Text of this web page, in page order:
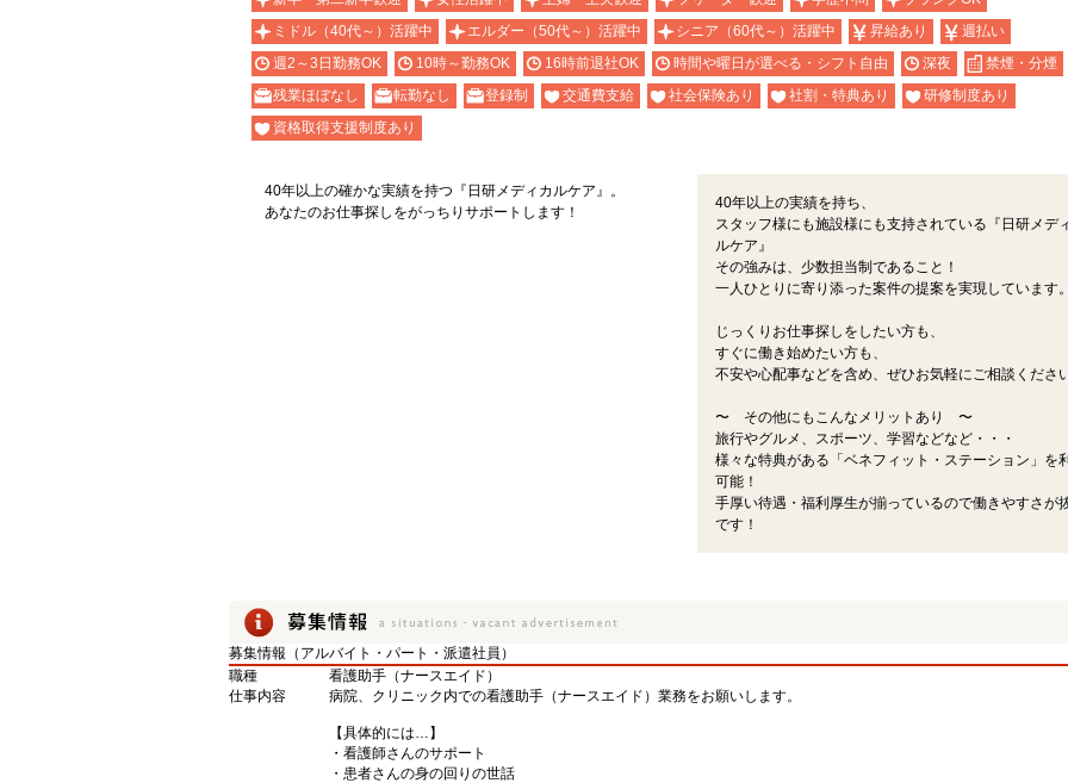
ミドル（40代～）活躍中
エルダー（50代～）活躍中 シニア（60代～）活躍中 昇給あり
週払い
週2～3日勤務OK
10時～勤務OK 16時前退社OK 時間や曜日が選べる・シフト自由 深夜
禁煙・分煙
残業ほぼなし
転勤なし 登録制 交通費支給 社会保険あり 社割・特典あり
研修制度あり
資格取得支援制度あり
40年以上の確かな実績を持つ『日研メディカルケア』。
あなたのお仕事探しをがっちりサポートします！
40年以上の実績を持ち、
スタッフ様にも施設様にも支持されている『日研メデ
ルケア』
その強みは、少数担当制であること！
一人ひとりに寄り添った案件の提案を実現しています。
じっくりお仕事探しをしたい方も、
すぐに働き始めたい方も、
不安や心配事などを含め、ぜひお気軽にご相談くださ
〜 その他にもこんなメリットあり 〜
旅行やグルメ、スポーツ、学習などなど・・・
様々な特典がある「ベネフィット・ステーション」を
可能！
手厚い待遇・福利厚生が揃っているので働きやすさが
です！
募集情報（アルバイト・パート・派遣社員）
職種
看護助手（ナースエイド）
仕事内容
病院、クリニック内での看護助手（ナースエイド）業務をお願いします。
【具体的には…】
・看護師さんのサポート
・患者さんの身の回りの世話